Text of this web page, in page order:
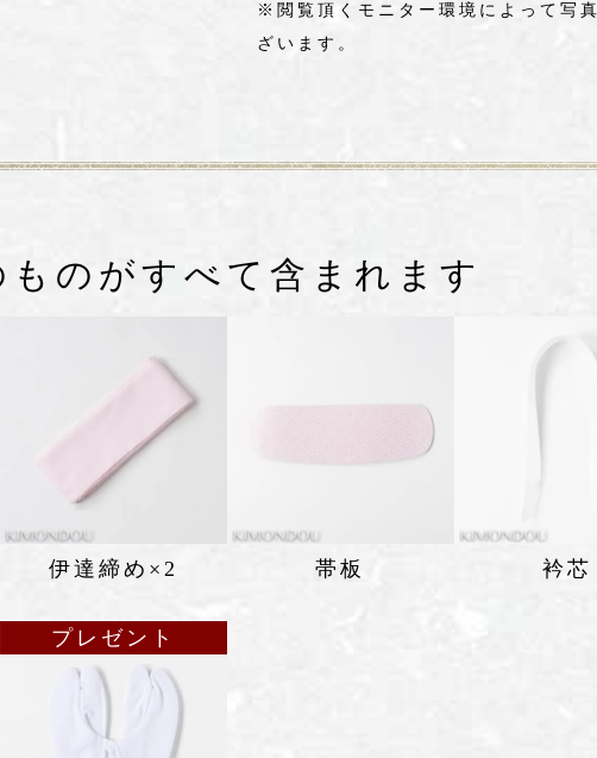
※閲覧頂くモニター環境によって写
ざいます。
のがすべて含まれます
伊達締め×2 帯板 衿芯
プレゼント